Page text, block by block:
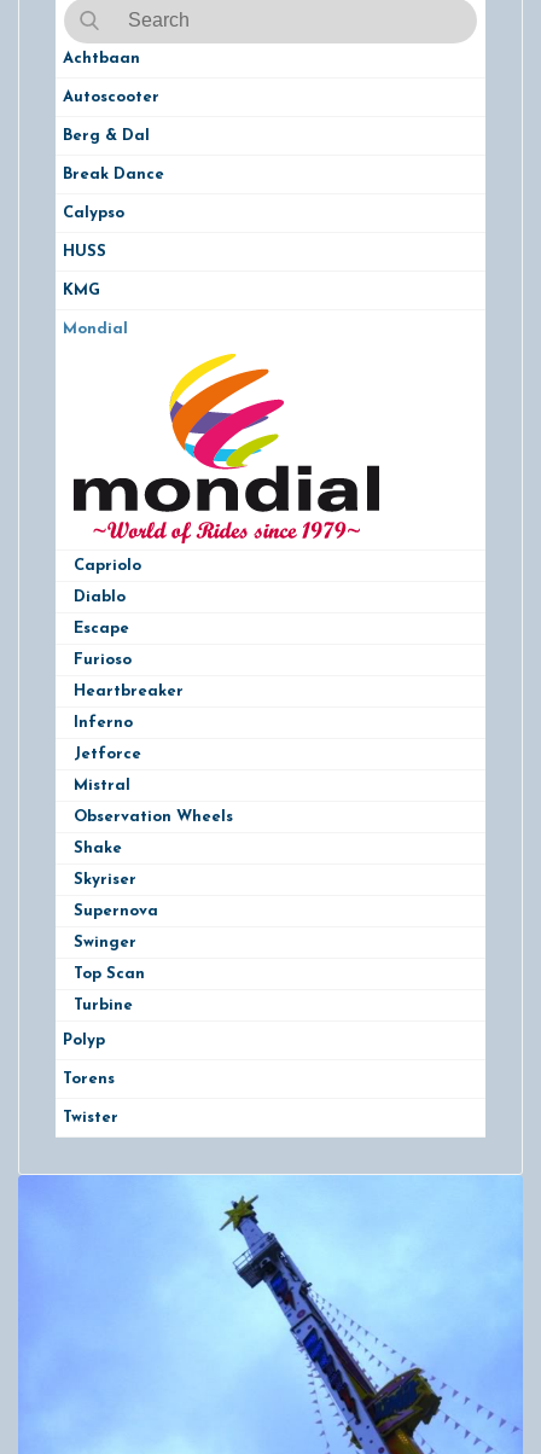
Achtbaan
Autoscooter
Berg & Dal
Break Dance
Calypso
HUSS
KMG
Mondial
Capriolo
Diablo
Escape
Furioso
Heartbreaker
Inferno
Jetforce
Mistral
Observation Wheels
Shake
Skyriser
Supernova
Swinger
Top Scan
Turbine
Polyp
Torens
Twister